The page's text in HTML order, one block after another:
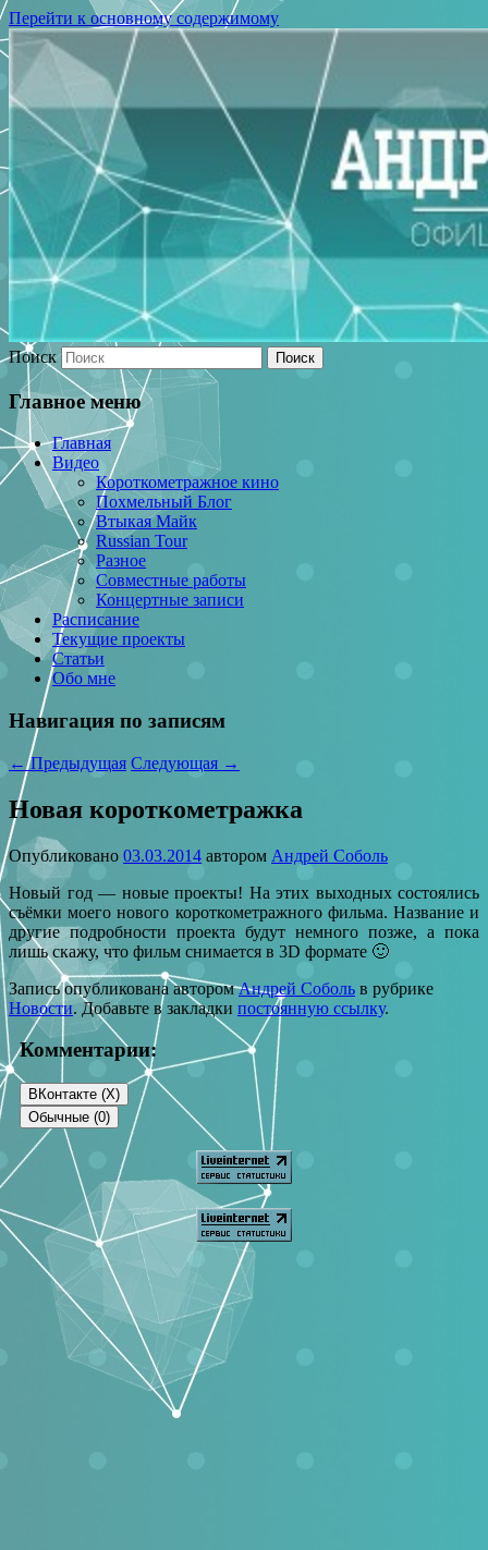
Перейти к основному содержимому
Поиск
Главное меню
Главная
Видео
Короткометражное кино
Похмельный Блог
Втыкая Майк
Russian Tour
Разное
Совместные работы
Концертные записи
Расписание
Текущие проекты
Статьи
Обо мне
Навигация по записям
←Предыдущая Следующая →
Новая короткометражка
Опубликовано 03.03.2014 автором Андрей Соболь
Новый год — новые проекты! На этих выходных состоялись
съёмки моего нового короткометражного фильма. Название и
другие подробности проекта будут немного позже, а пока
лишь скажу, что фильм снимается в 3D формате 🙂
Запись опубликована авторомАндрей Соболь в рубрике
Новости. Добавьте в закладки постоянную ссылку.
Комментарии:
ВКонтакте (X)
Обычные (0)
Добавить комментарий
Ваш адрес email не будет опубликован.
помечены*
Комментарий*